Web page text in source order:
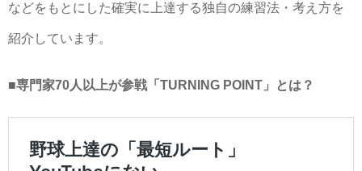
などをもとにした確実に上達する独自の練習法・考え方を
紹介しています。
■専門家70人以上が参戦「TURNING POINT」とは？